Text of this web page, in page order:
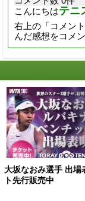
こんにちはテニ
右上の「コメン
んだ感想をコメ
大坂なおみ選手 出場
ト先行販売中